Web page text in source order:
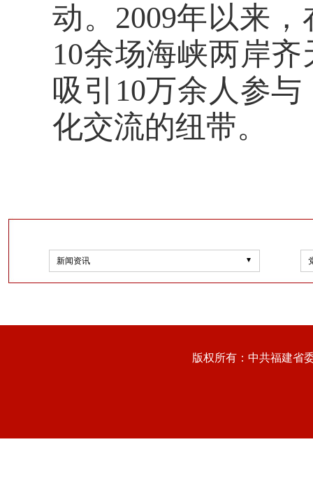
动。2009年以来
10余场海峡两岸
吸引10万余人参
化交流的纽带。
新闻资讯
版权所有：中共福建省